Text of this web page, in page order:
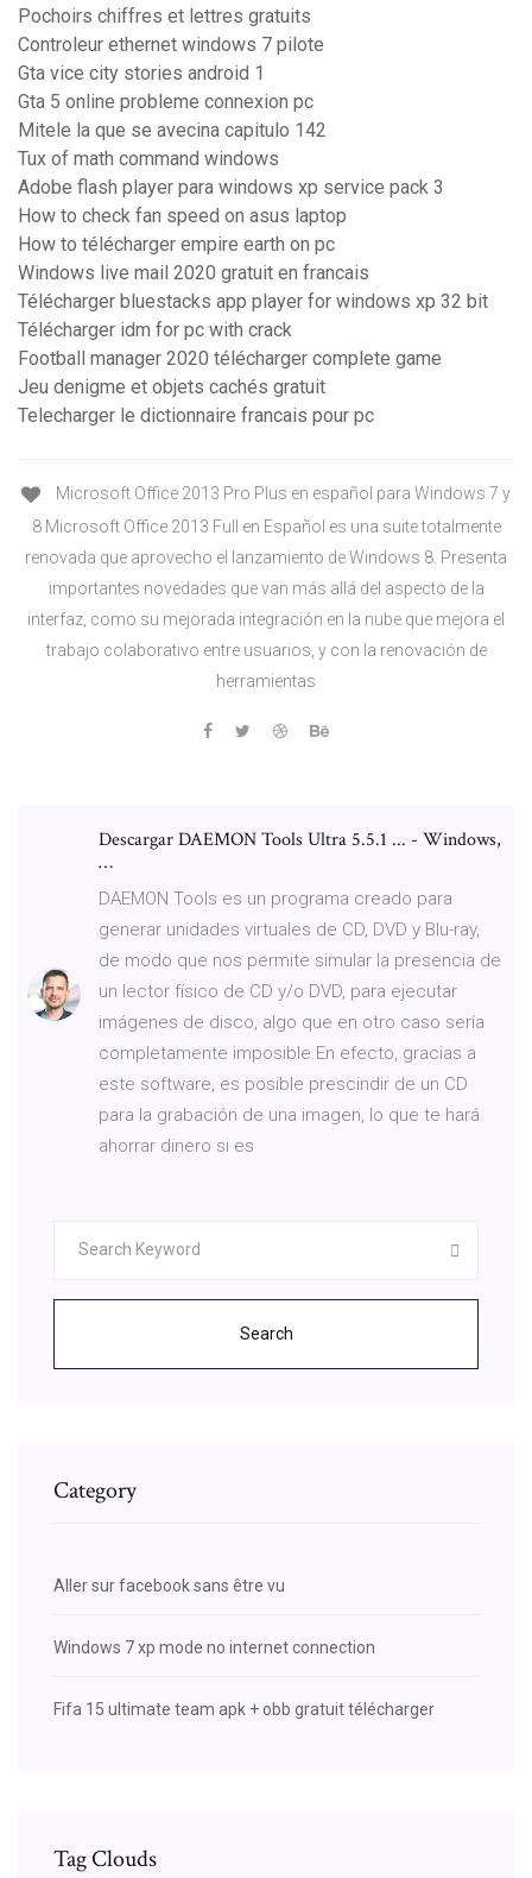
Pochoirs chiffres et lettres gratuits
Controleur ethernet windows 7 pilote
Gta vice city stories android 1
Gta 5 online probleme connexion pc
Mitele la que se avecina capitulo 142
Tux of math command windows
Adobe flash player para windows xp service pack 3
How to check fan speed on asus laptop
How to télécharger empire earth on pc
Windows live mail 2020 gratuit en francais
Télécharger bluestacks app player for windows xp 32 bit
Télécharger idm for pc with crack
Football manager 2020 télécharger complete game
Jeu denigme et objets cachés gratuit
Telecharger le dictionnaire francais pour pc
Microsoft Office 2013 Pro Plus en español para Windows 7 y
8 Microsoft Office 2013 Full en Español es una suite totalmente
renovada que aprovecho el lanzamiento de Windows 8. Presenta
importantes novedades que van más allá del aspecto de la
interfaz, como su mejorada integración en la nube que mejora el
trabajo colaborativo entre usuarios, y con la renovación de
herramientas
Descargar DAEMON Tools Ultra 5.5.1 ... - Windows,
…
DAEMON Tools es un programa creado para
generar unidades virtuales de CD, DVD y Blu-ray,
de modo que nos permite simular la presencia de
un lector físico de CD y/o DVD, para ejecutar
imágenes de disco, algo que en otro caso sería
completamente imposible.En efecto, gracias a
este software, es posible prescindir de un CD
para la grabación de una imagen, lo que te hará
ahorrar dinero si es
Search
Category
Aller sur facebook sans être vu
Windows 7 xp mode no internet connection
Fifa 15 ultimate team apk + obb gratuit télécharger
Tag Clouds